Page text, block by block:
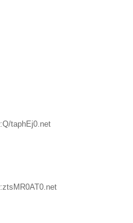
taphEj0.net